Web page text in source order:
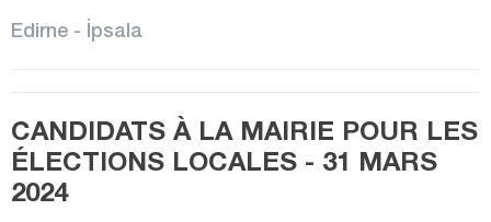
KÜPLÜ
MERİÇ
CENTRE
SUBAŞI
Edirne - İpsala
CANDIDATS À LA MAIRIE POUR LES
ÉLECTIONS LOCALES - 31 MARS
2024